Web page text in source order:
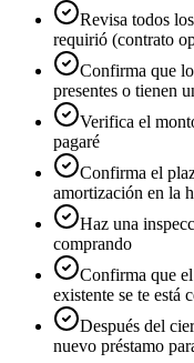
Revisa todos
requirió (contrato
Confirma que
presentes o tienen
Verifica el
pagaré
Confirma el
amortización en la
Haz una
comprando
Confirma que
existente se te está
Después del
nuevo préstamo